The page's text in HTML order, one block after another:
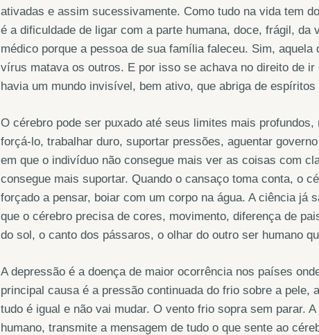
ativadas e assim sucessivamente. Como tudo na vida tem
é a dificuldade de ligar com a parte humana, doce, frágil,
médico porque a pessoa de sua família faleceu. Sim,
vírus matava os outros. E por isso se achava no direito de
havia um mundo invisível, bem ativo, que abriga de
O cérebro pode ser puxado até seus limites mais
forçá-lo, trabalhar duro, suportar pressões, aguentar
em que o indivíduo não consegue mais ver as coisas com
consegue mais suportar. Quando o cansaço toma conta, o
forçado a pensar, boiar com um corpo na água. A ciência já
que o cérebro precisa de cores, movimento, diferença de
do sol, o canto dos pássaros, o olhar do outro ser humano
A depressão é a doença de maior ocorrência nos países
principal causa é a pressão continuada do frio sobre a pele,
tudo é igual e não vai mudar. O vento frio sopra sem parar.
humano, transmite a mensagem de tudo o que sente ao